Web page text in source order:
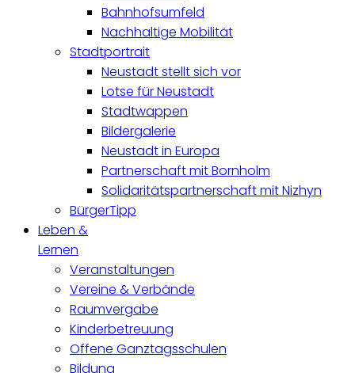
Bahnhofsumfeld
Nachhaltige Mobilität
Stadtportrait
Neustadt stellt sich vor
Lotse für Neustadt
Stadtwappen
Bildergalerie
Neustadt in Europa
Partnerschaft mit Bornholm
Solidaritätspartnerschaft mit Nizhyn
BürgerTipp
Leben &
Lernen
Veranstaltungen
Vereine & Verbände
Raumvergabe
Kinderbetreuung
Offene Ganztagsschulen
Bildung